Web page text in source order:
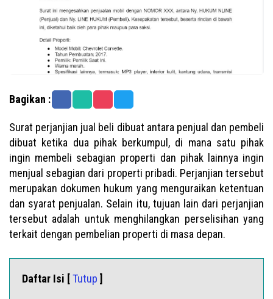
Bagikan :
Surat perjanjian jual beli dibuat antara penjual dan pembeli
dibuat ketika dua pihak berkumpul, di mana satu pihak
ingin membeli sebagian properti dan pihak lainnya ingin
menjual sebagian dari properti pribadi. Perjanjian tersebut
merupakan dokumen hukum yang menguraikan ketentuan
dan syarat penjualan. Selain itu, tujuan lain dari perjanjian
tersebut adalah untuk menghilangkan perselisihan yang
terkait dengan pembelian properti di masa depan.
Daftar Isi [Tutup ]